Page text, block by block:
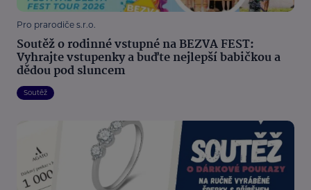
Pro prarodiče s.r.o.
Soutěž o rodinné vstupné na BEZVA FEST:
Vyhrajte vstupenky a buďte nejlepší babičkou a
dědou pod sluncem
Soutěž